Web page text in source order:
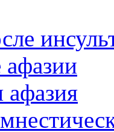
афазия